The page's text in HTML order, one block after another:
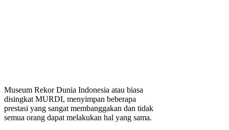
Museum Rekor Dunia Indonesia atau biasa
disingkat MURDI, menyimpan beberapa
prestasi yang sangat membanggakan dan tidak
semua orang dapat melakukan hal yang sama.